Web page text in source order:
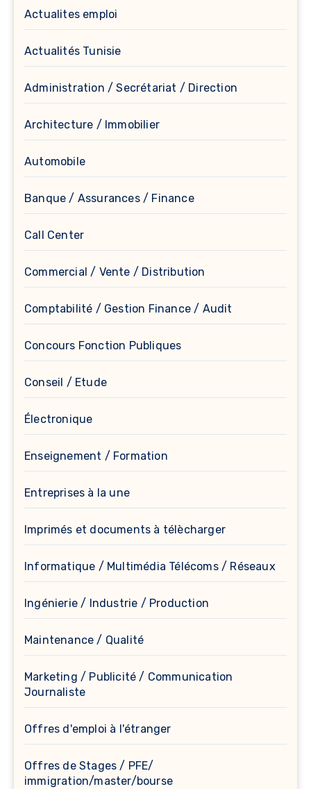
Actualites emploi
Actualités Tunisie
Administration / Secrétariat / Direction
Architecture / Immobilier
Automobile
Banque / Assurances / Finance
Call Center
Commercial / Vente / Distribution
Comptabilité / Gestion Finance / Audit
Concours Fonction Publiques
Conseil / Etude
Électronique
Enseignement / Formation
Entreprises à la une
Imprimés et documents à télècharger
Informatique / Multimédia Télécoms / Réseaux
Ingénierie / Industrie / Production
Maintenance / Qualité
Marketing / Publicité / Communication
Journaliste
Offres d'emploi à l'étranger
Offres de Stages / PFE/
immigration/master/bourse